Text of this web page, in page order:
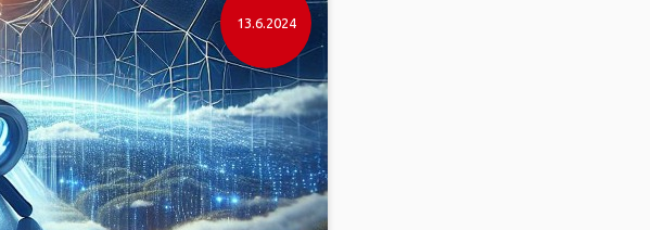
13.6.2024